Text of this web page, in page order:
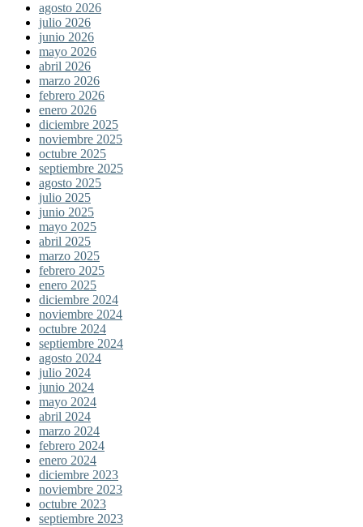
agosto 2026
julio 2026
junio 2026
mayo 2026
abril 2026
marzo 2026
febrero 2026
enero 2026
diciembre 2025
noviembre 2025
octubre 2025
septiembre 2025
agosto 2025
julio 2025
junio 2025
mayo 2025
abril 2025
marzo 2025
febrero 2025
enero 2025
diciembre 2024
noviembre 2024
octubre 2024
septiembre 2024
agosto 2024
julio 2024
junio 2024
mayo 2024
abril 2024
marzo 2024
febrero 2024
enero 2024
diciembre 2023
noviembre 2023
octubre 2023
septiembre 2023